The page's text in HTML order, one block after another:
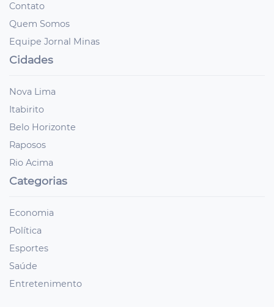
Contato
Quem Somos
Equipe Jornal Minas
Cidades
Nova Lima
Itabirito
Belo Horizonte
Raposos
Rio Acima
Categorias
Economia
Política
Esportes
Saúde
Entretenimento